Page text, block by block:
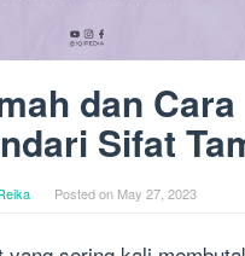
dan Cara
Sifat
Posted on May 27, 2023